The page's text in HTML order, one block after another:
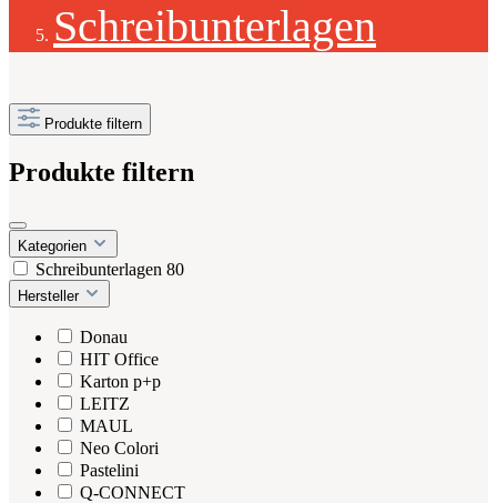
Schreibunterlagen
Produkte filtern
Produkte filtern
Kategorien
Schreibunterlagen 80
Hersteller
Donau
HIT Office
Karton p+p
LEITZ
MAUL
Neo Colori
Pastelini
Q-CONNECT